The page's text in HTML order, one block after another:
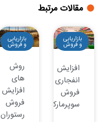
مقالات مرتبط
بازاریابی
و فروش
افزایش
انفجاری
فروش
سوپرمارکت
بازاریابی
و فروش
روش
های
افزایش
فروش
رستوران